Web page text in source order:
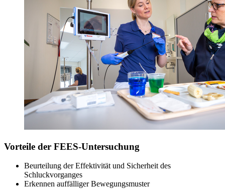
Vorteile der FEES-Untersuchung
Beurteilung der Effektivität und Sicherheit des
Schluckvorganges
Erkennen auffälliger Bewegungsmuster